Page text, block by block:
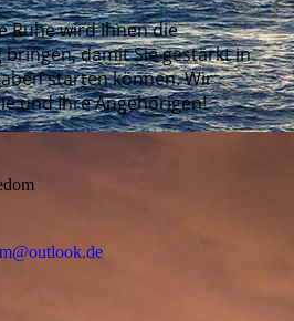
Ruhe wird Ihnen die
damit Sie gestärkt in
starten können. Wir
und Ihre Angehörigen!